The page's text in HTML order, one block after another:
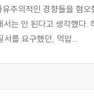
주의적인 경향들을 혐
는 안 된다고 생각했
서를 요구했던, 억압...